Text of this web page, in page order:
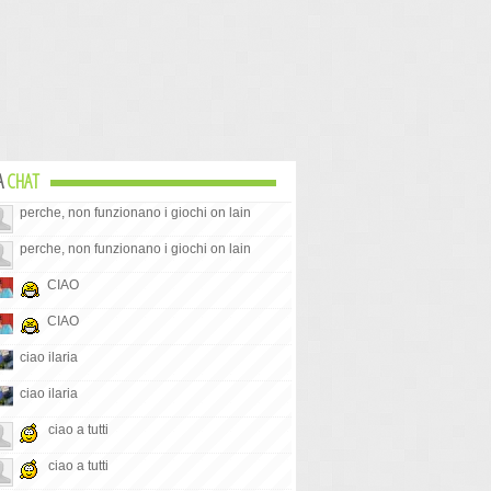
CHAT
perche, non funzionano i giochi on lain
perche, non funzionano i giochi on lain
CIAO
CIAO
ciao ilaria
ciao ilaria
ciao a tutti
ciao a tutti